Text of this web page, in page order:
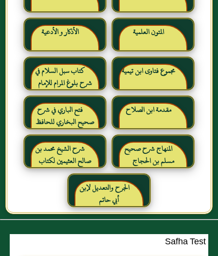
المتون العلمية الأذكار و الأدعية
مجموع فتاوى ابن تيمية
كتاب سبل السلام في
شرح بلوغ المرام للإمام
الصنعاني رحمه الله
مقدمة ابن الصلاح
فتح الباري في شرح
صحيح البخاري للحافظ
ابن حجر العسقلاني
المنهاج شرح صحيح
مسلم بن الحجاج
شرح الشيخ محمد بن
صالح العثيمين لكتاب
رياض الصالحين للإمام
النووي رحمهم الله تعالىالجرح والتعديل لإبن
أبي حاتم
Safha Test